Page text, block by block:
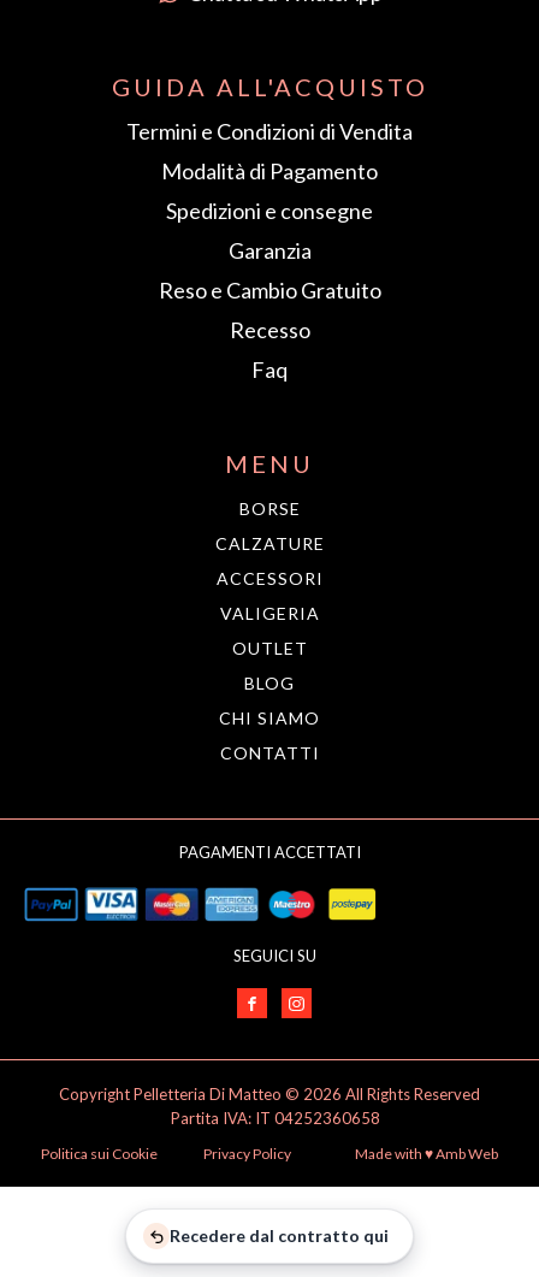
GUIDA ALL'ACQUISTO
Termini e Condizioni di Vendita
Modalità di Pagamento
Spedizioni e consegne
Garanzia
Reso e Cambio Gratuito
Recesso
Faq
MENU
BORSE
CALZATURE
ACCESSORI
VALIGERIA
OUTLET
BLOG
CHI SIAMO
CONTATTI
PAGAMENTI ACCETTATI
SEGUICI SU
Copyright Pelletteria Di Matteo © 2026 All Rights Reserved
Partita IVA: IT 04252360658
Politica sui Cookie Privacy Policy Made with ♥️ Amb Web
Recedere dal contratto qui